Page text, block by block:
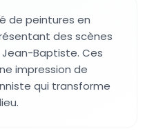
de peintures en
des scènes
Baptiste. Ces
impression de
qui transforme